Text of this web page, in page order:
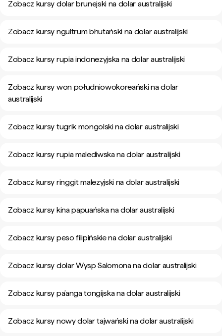
Zobacz kursy dolar brunejski na dolar australijski
Zobacz kursy ngultrum bhutański na dolar australijski
Zobacz kursy rupia indonezyjska na dolar australijski
Zobacz kursy won południowokoreański na dolar
australijski
Zobacz kursy tugrik mongolski na dolar australijski
Zobacz kursy rupia malediwska na dolar australijski
Zobacz kursy ringgit malezyjski na dolar australijski
Zobacz kursy kina papuańska na dolar australijski
Zobacz kursy peso filipińskie na dolar australijski
Zobacz kursy dolar Wysp Salomona na dolar australijski
Zobacz kursy pa’anga tongijska na dolar australijski
Zobacz kursy nowy dolar tajwański na dolar australijski